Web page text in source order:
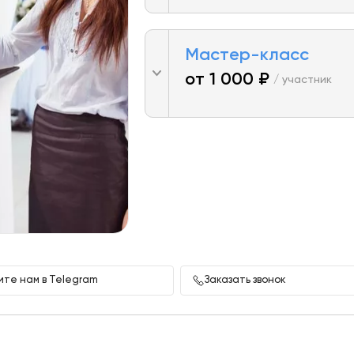
Мастер-класс
от 1 000 ₽ / участник
нам в Telegram Заказать звонок